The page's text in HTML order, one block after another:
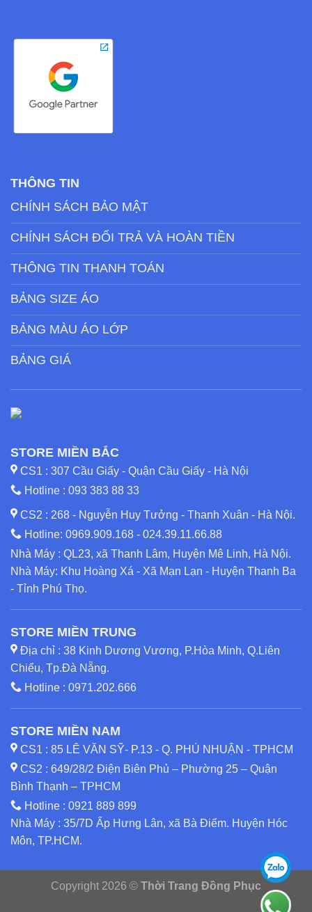
THÔNG TIN
CHÍNH SÁCH BẢO MẬT
CHÍNH SÁCH ĐỔI TRẢ VÀ HOÀN TIỀN
THÔNG TIN THANH TOÁN
BẢNG SIZE ÁO
BẢNG MÀU ÁO LỚP
BẢNG GIÁ
STORE MIỀN BẮC
CS1 : 307 Cầu Giấy - Quận Cầu Giấy - Hà Nội
Hotline : 093 383 88 33
CS2 : 268 - Nguyễn Huy Tưởng - Thanh Xuân - Hà Nội.
Hotline: 0969.909.168 - 024.39.11.66.88
Nhà Máy : QL23, xã Thanh Lâm, Huyện Mê Linh, Hà Nội.
Nhà Máy: Khu Hoàng Xá - Xã Mạn Lạn - Huyện Thanh Ba
- Tỉnh Phú Thọ.
STORE MIỀN TRUNG
Địa chỉ : 38 Kinh Dương Vương, P.Hòa Minh, Q.Liên
Chiểu, Tp.Đà Nẵng.
Hotline : 0971.202.666
STORE MIỀN NAM
CS1 : 85 LÊ VĂN SỸ- P.13 - Q. PHÚ NHUẬN - TPHCM
CS2 : 649/28/2 Điện Biên Phủ – Phường 25 – Quận
Bình Thạnh – TPHCM
Hotline : 0921 889 899
Nhà Máy : 35/7D Ấp Hưng Lân, xã Bà Điểm. Huyện Hóc
Môn, TP.HCM.
Copyright 2026 © Thời Trang Đồng Phục